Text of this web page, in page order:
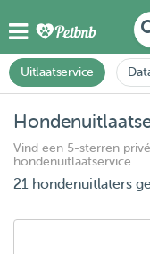
Uitlaatservice
Vind een 5-sterren
hondenuitlaatservice
21 hondenuitlaters